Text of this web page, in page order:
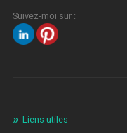
Suivez-moi sur :
Liens utiles